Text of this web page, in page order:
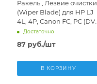
Ракель , Лезвие очистки
(Wiper Blade) для HP LJ
4L, 4P, Canon FC, PC (DV
Inc.) - DV-WB-E16-1
Достаточно
87 руб./шт
В КОРЗИНУ